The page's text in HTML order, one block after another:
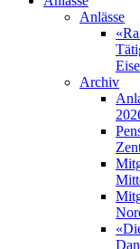
Anlässe
Archiv